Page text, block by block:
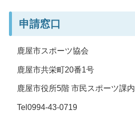
申請窓口
鹿屋市スポーツ協会
鹿屋市共栄町20番1号
鹿屋市役所5階 市民スポーツ課内
Tel0994-43-0719